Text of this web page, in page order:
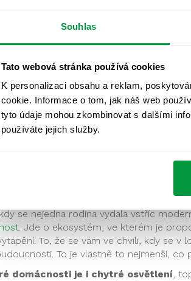
Souhlas
Tato webová stránka používá cookies
K personalizaci obsahu a reklam,
cookie. Informace o tom, jak náš web
tyto údaje mohou zkombinovat s dalšími
používáte jejich služby.
Alespoň pokud jde o osvětlení.
se nejedna rodina vydala vstříc
. Jde o ekosystém, ve kterém je
To, že se vám ve chvíli, kdy se v
To je vlastně to nejmenší,
domácnosti je i chytré osvětlení,